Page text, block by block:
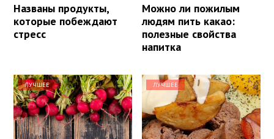
Названы продукты,
которые побеждают
стресс
Можно ли пожилым
людям пить какао:
полезные свойства
напитка
ЛУЧШЕЕ ЛУЧШЕЕ